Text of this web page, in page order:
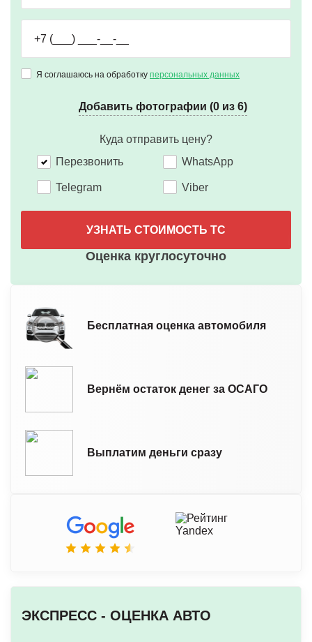
Я соглашаюсь на обработку персональных данных
Добавить фотографии (0 из 6)
Куда отправить цену?
Перезвонить
WhatsApp
Telegram Viber
УЗНАТЬ СТОИМОСТЬ ТС
Оценка круглосуточно
Бесплатная оценка автомобиля
Вернём остаток денег за ОСАГО
Выплатим деньги сразу
ЭКСПРЕСС - ОЦЕНКА АВТО